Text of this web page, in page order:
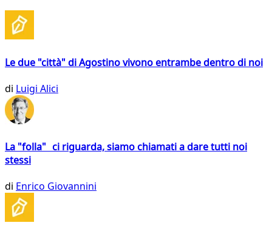
Le due "città" di Agostino vivono entrambe dentro di noi
di Luigi Alici
La "folla" ci riguarda, siamo chiamati a dare tutti noi
stessi
di Enrico Giovannini